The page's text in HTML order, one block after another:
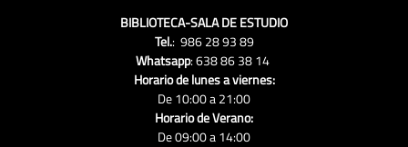
BIBLIOTECA-SALA DE ESTUDIO
Tel.: 986 28 93 89
Whatsapp: 638 86 38 14
Horario de lunes a viernes:
De 10:00 a 21:00
Horario de Verano:
De 09:00 a 14:00